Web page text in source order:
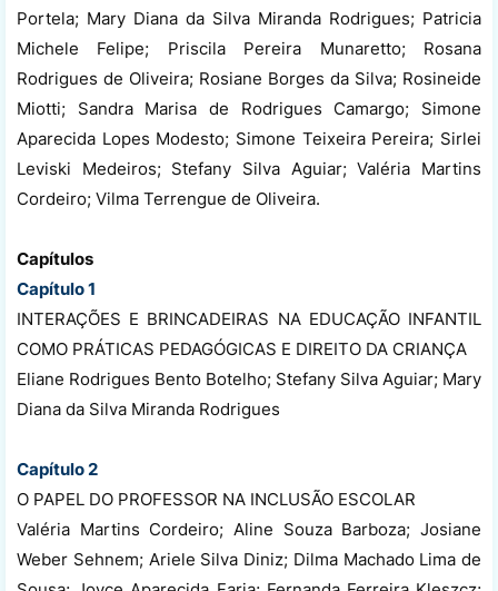
Portela; Mary Diana da Silva Miranda Rodrigues; Patricia
Michele Felipe; Priscila Pereira Munaretto; Rosana
Rodrigues de Oliveira; Rosiane Borges da Silva; Rosineide
Miotti; Sandra Marisa de Rodrigues Camargo; Simone
Aparecida Lopes Modesto; Simone Teixeira Pereira; Sirlei
Leviski Medeiros; Stefany Silva Aguiar; Valéria Martins
Cordeiro; Vilma Terrengue de Oliveira.
Capítulos
Capítulo 1
INTERAÇÕES E BRINCADEIRAS NA EDUCAÇÃO INFANTIL
COMO PRÁTICAS PEDAGÓGICAS E DIREITO DA CRIANÇA
Eliane Rodrigues Bento Botelho; Stefany Silva Aguiar; Mary
Diana da Silva Miranda Rodrigues
Capítulo 2
O PAPEL DO PROFESSOR NA INCLUSÃO ESCOLAR
Valéria Martins Cordeiro; Aline Souza Barboza; Josiane
Weber Sehnem; Ariele Silva Diniz; Dilma Machado Lima de